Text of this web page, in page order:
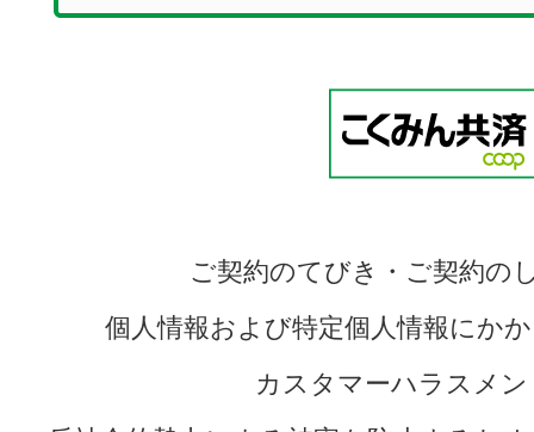
ご契約のてびき・ご契約の
個人情報および特定個人情報にか
カスタマーハラスメ